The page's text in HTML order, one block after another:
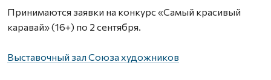
Принимаются заявки на конкурс «Самый красивый
каравай» (16+) по 2 сентября.
Выставочный зал Союза художников